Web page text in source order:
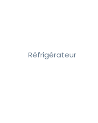
Réfrigérateur